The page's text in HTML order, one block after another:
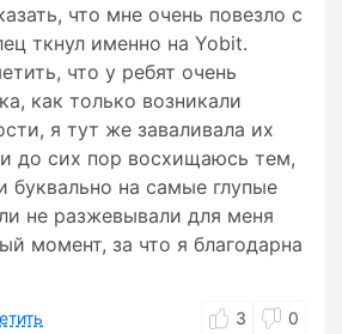
что мне очень повезло с
ткнул именно на Yobit.
что у ребят очень
как только возникали
я тут же заваливала их
до сих пор восхищаюсь тем,
буквально на самые глупые
не разжевывали для меня
момент, за что я благодарна
3 0